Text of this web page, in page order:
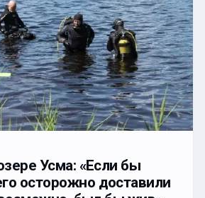
Усма: «Если бы
осторожно доставили